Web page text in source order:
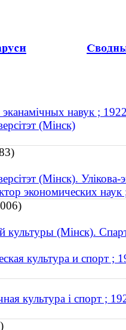
эканамічных навук ;
(Мінск)
(Мінск). Улікова-
экономических
культуры (Мінск).
культура и спорт ;
культура і спорт ;